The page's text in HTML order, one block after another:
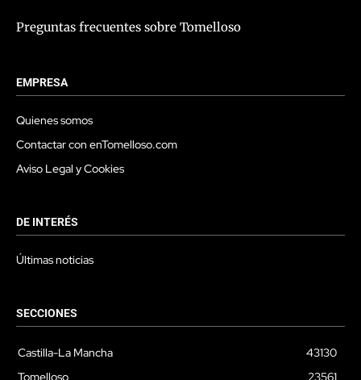
Preguntas frecuentes sobre Tomelloso
EMPRESA
Quienes somos
Contactar con enTomelloso.com
Aviso Legal y Cookies
DE INTERÉS
Últimas noticias
SECCIONES
Castilla-La Mancha
43130
Tomelloso
23561